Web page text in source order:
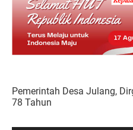
Pemerintah Desa Julang,
78 Tahun